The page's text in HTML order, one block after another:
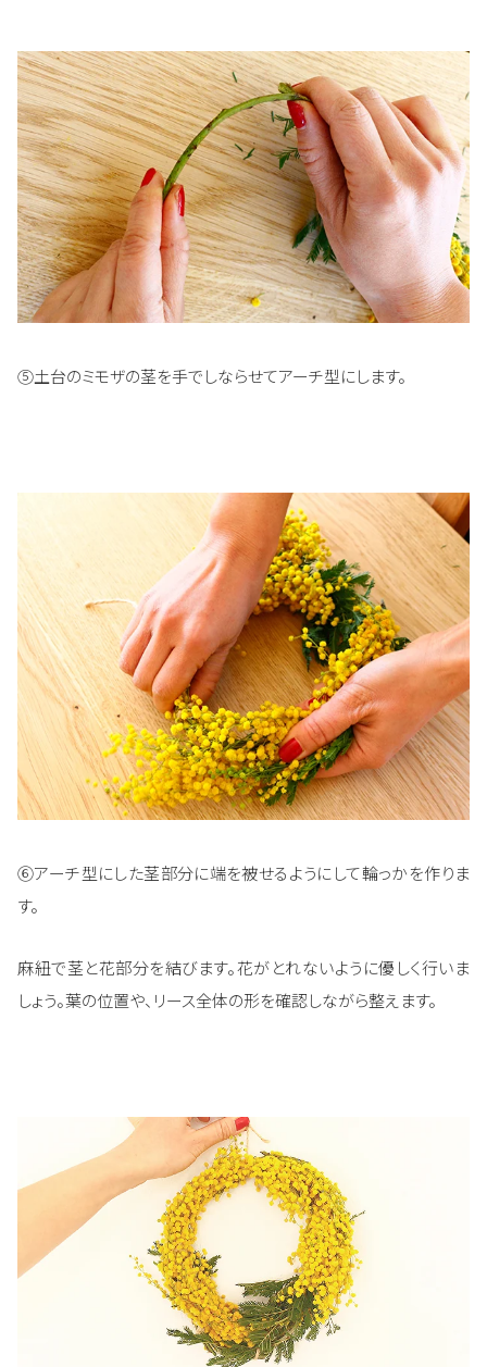
⑤土台のミモザの茎を手でしならせてアーチ型にします。
⑥アーチ型にした茎部分に端を被せるようにして輪っかを作りま
す。
麻紐で茎と花部分を結びます。花がとれないように優しく行いま
しょう。葉の位置や、リース全体の形を確認しながら整えます。